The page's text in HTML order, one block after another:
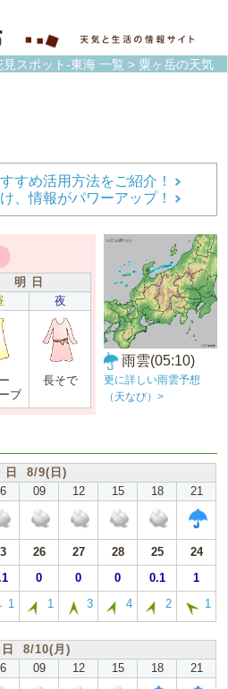
見スポット-東海 一覧 > 粟ヶ岳の天気
すめ活用方法をご紹介！
、情報がパワーアップ！
明 日
夜
ブ
長そで
雨雲(05:10)
更に詳しい雨雲予想
（天なび）>
日 8/9(日)
09 12 15 18 21
26 27 28 25
24
0 0 0 0.1 1
1 1 3 4 2 1
日 8/10(月)
09 12 15 18 21